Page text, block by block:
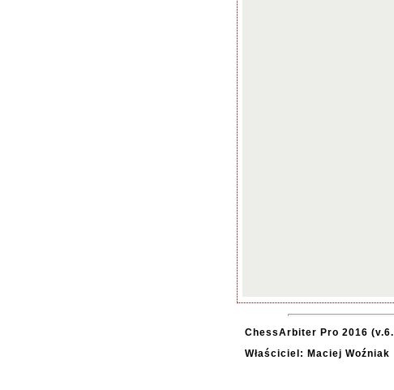
ChessArbiter Pro 2016
Właściciel: Maciej Woźniak